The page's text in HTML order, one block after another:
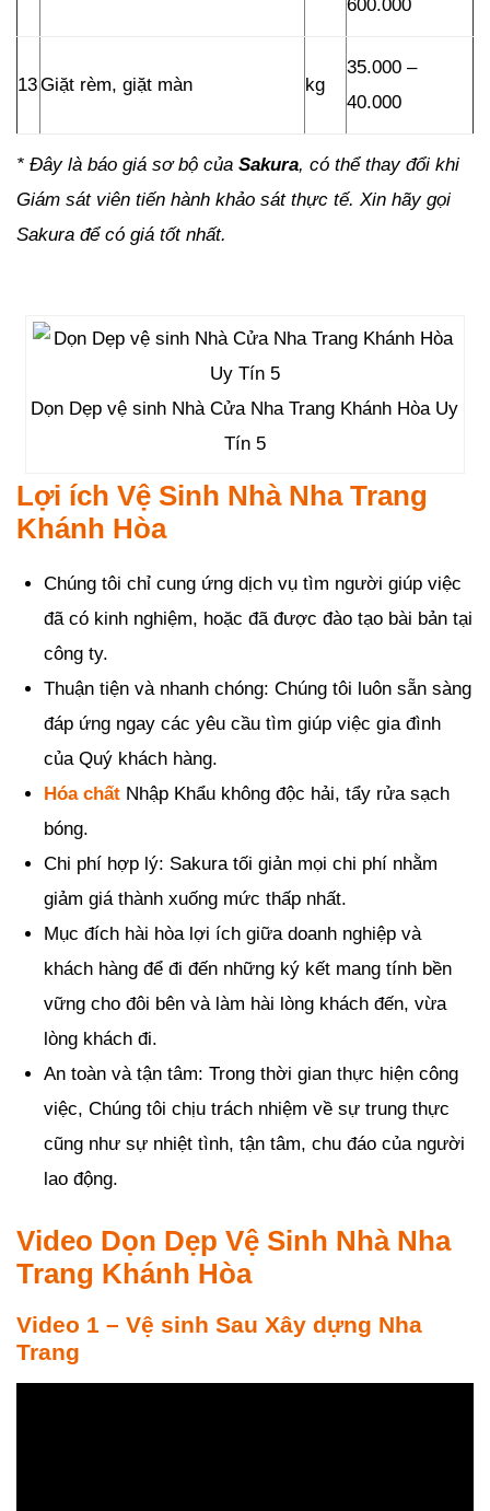
600.000
13Giặt rèm, giặt màn kg
35.000 –
40.000
* Đây là báo giá sơ bộ của Sakura, có thể thay đổi khi
Giám sát viên tiến hành khảo sát thực tế. Xin hãy gọi
Sakura để có giá tốt nhất.
Dọn Dẹp vệ sinh Nhà Cửa Nha Trang Khánh Hòa Uy
Tín 5
Lợi ích Vệ Sinh Nhà Nha Trang
Khánh Hòa
Chúng tôi chỉ cung ứng dịch vụ tìm người giúp việc
đã có kinh nghiệm, hoặc đã được đào tạo bài bản tại
công ty.
Thuận tiện và nhanh chóng: Chúng tôi luôn sẵn sàng
đáp ứng ngay các yêu cầu tìm giúp việc gia đình
của Quý khách hàng.
Hóa chất Nhập Khẩu không độc hải, tẩy rửa sạch
bóng.
Chi phí hợp lý: Sakura tối giản mọi chi phí nhằm
giảm giá thành xuống mức thấp nhất.
Mục đích hài hòa lợi ích giữa doanh nghiệp và
khách hàng để đi đến những ký kết mang tính bền
vững cho đôi bên và làm hài lòng khách đến, vừa
lòng khách đi.
An toàn và tận tâm: Trong thời gian thực hiện công
việc, Chúng tôi chịu trách nhiệm về sự trung thực
cũng như sự nhiệt tình, tận tâm, chu đáo của người
lao động.
Video Dọn Dẹp Vệ Sinh Nhà Nha
Trang Khánh Hòa
Video 1 – Vệ sinh Sau Xây dựng Nha
Trang